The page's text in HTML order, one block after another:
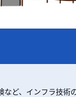
ど、インフラ技術